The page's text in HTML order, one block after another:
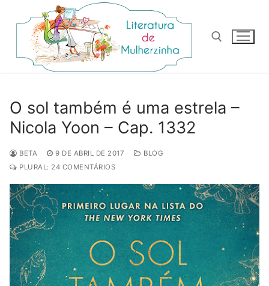
para
conteúdo
O sol também é uma estrela –
Nicola Yoon – Cap. 1332
BETA 9 DE ABRIL DE 2017
BLOG
PLURAL: 24 COMENTÁRIOS